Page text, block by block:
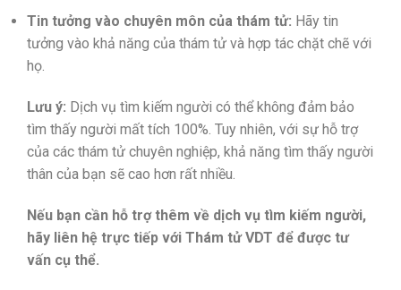
Tin tưởng vào chuyên môn của thám tử: Hãy tin
tưởng vào khả năng của thám tử và hợp tác chặt chẽ với
họ.
Lưu ý: Dịch vụ tìm kiếm người có thể không đảm bảo
tìm thấy người mất tích 100%. Tuy nhiên, với sự hỗ trợ
của các thám tử chuyên nghiệp, khả năng tìm thấy người
thân của bạn sẽ cao hơn rất nhiều.
Nếu bạn cần hỗ trợ thêm về dịch vụ tìm kiếm người,
hãy liên hệ trực tiếp với Thám tử VDT để được tư
vấn cụ thể.